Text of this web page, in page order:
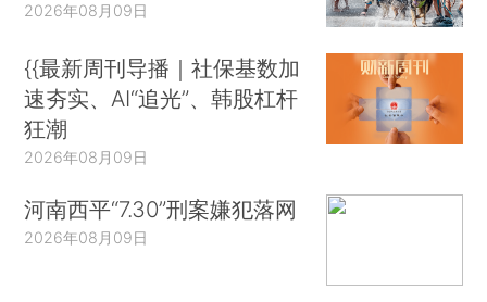
2026年08月09日
{{最新周刊导播｜社保基数加
速夯实、AI“追光”、韩股杠杆
狂潮
2026年08月09日
河南西平“7.30”刑案嫌犯落网
2026年08月09日